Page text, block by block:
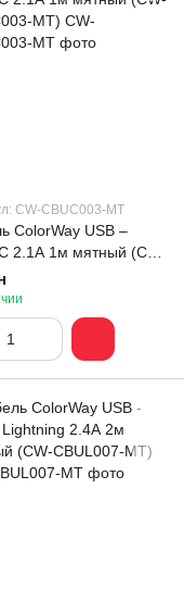
CW-CBUC003-MT
ColorWay USB –
2.1А 1м мятный (CW-
MT)